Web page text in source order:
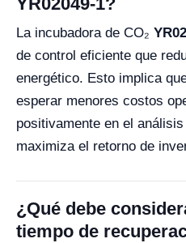
La incubadora de CO₂
de control eficiente que
energético. Esto implica
esperar menores costos
positivamente en el
maximiza el retorno de
¿Qué debe
tiempo de